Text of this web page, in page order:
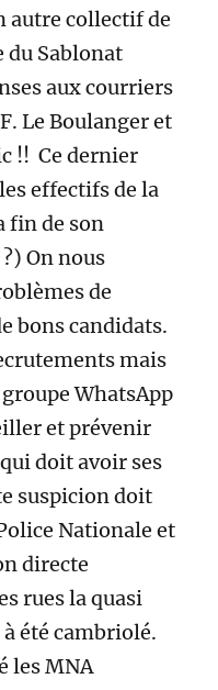
autre collectif de
du Sablonat
aux courriers
Le Boulanger et
!! Ce dernier
effectifs de la
fin de son
On nous
de
bons candidats.
mais
WhatsApp
et prévenir
doit avoir ses
suspicion doit
Nationale et
directe
rues la quasi
été cambriolé.
les MNA